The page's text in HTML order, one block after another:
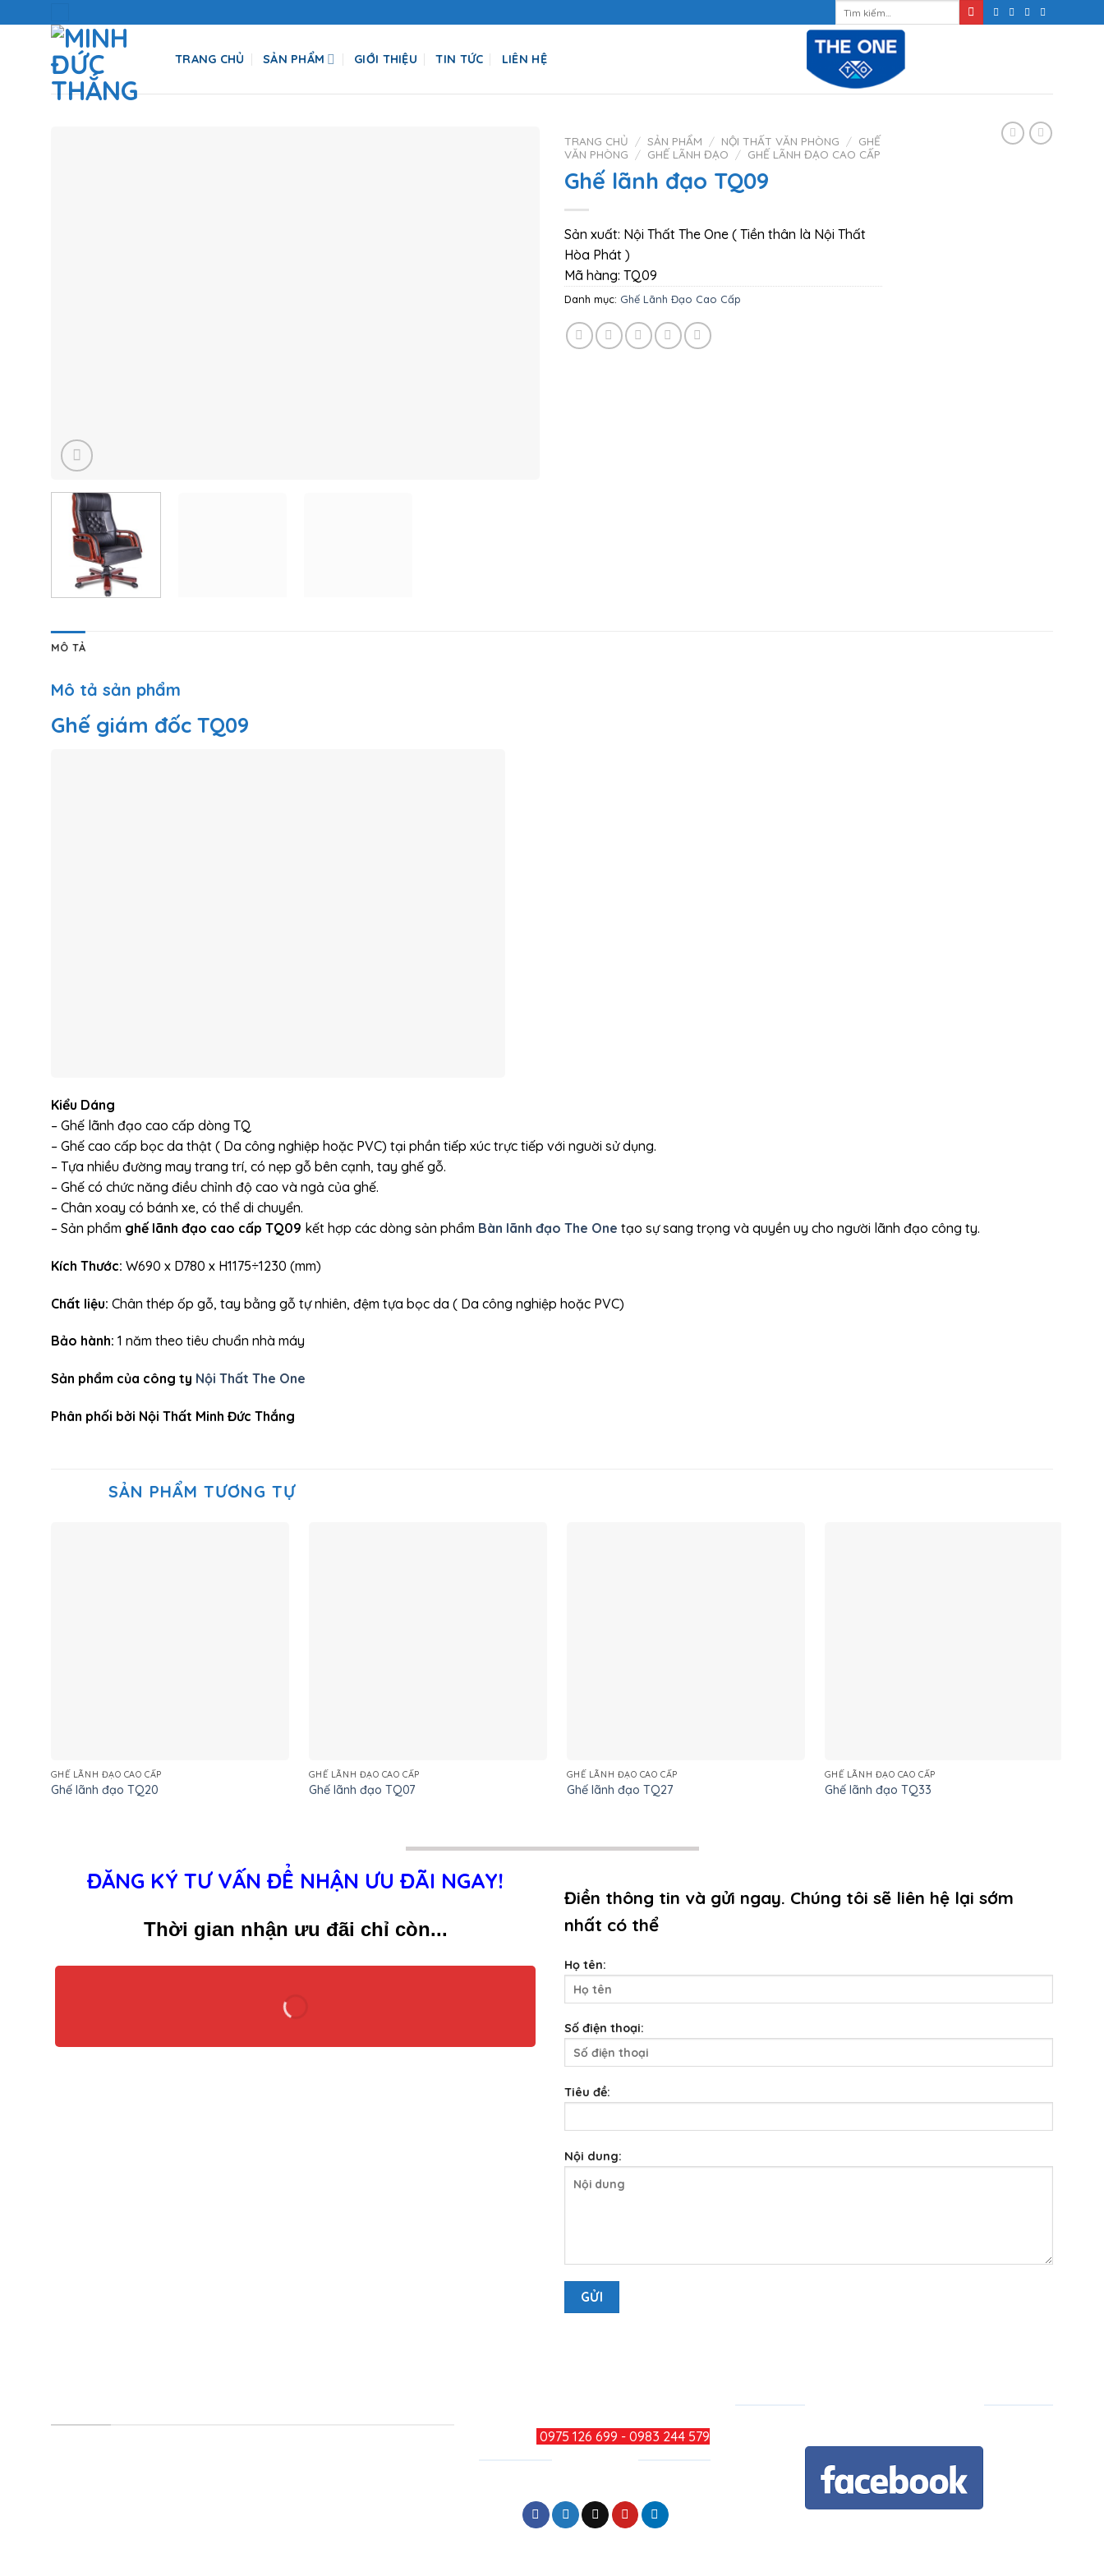
TRANG CHỦ SẢN PHẨM GIỚI THIỆU TIN TỨC LIÊN HỆ
TRANG CHỦ / SẢN PHẨM / NỘI THẤT VĂN PHÒNG / GHẾ
VĂN PHÒNG / GHẾ LÃNH ĐẠO / GHẾ LÃNH ĐẠO CAO CẤP
Ghế lãnh đạo TQ09
Sản xuất: Nội Thất The One ( Tiền thân là Nội Thất
Hòa Phát )
Mã hàng: TQ09
Danh mục: Ghế Lãnh Đạo Cao Cấp
MÔ TẢ
Mô tả sản phẩm
Ghế giám đốc TQ09
Kiểu Dáng
– Ghế lãnh đạo cao cấp dòng TQ
– Ghế cao cấp bọc da thật ( Da công nghiệp hoặc PVC) tại phần tiếp xúc trực tiếp với nguời sử dụng.
– Tựa nhiều đường may trang trí, có nẹp gỗ bên cạnh, tay ghế gỗ.
– Ghế có chức năng điều chỉnh độ cao và ngả của ghế.
– Chân xoay có bánh xe, có thể di chuyển.
– Sản phẩm ghế lãnh đạo cao cấp TQ09 kết hợp các dòng sản phẩm Bàn lãnh đạo The One tạo sự sang trọng và quyền uy cho người lãnh đạo công ty.
Kích Thước: W690 x D780 x H1175÷1230 (mm)
Chất liệu: Chân thép ốp gỗ, tay bằng gỗ tự nhiên, đệm tựa bọc da ( Da công nghiệp hoặc PVC)
Bảo hành: 1 năm theo tiêu chuẩn nhà máy
Sản phẩm của công ty Nội Thất The One
Phân phối bởi Nội Thất Minh Đức Thắng
SẢN PHẨM TƯƠNG TỰ
GHẾ LÃNH ĐẠO CAO CẤP
Ghế lãnh đạo TQ20
GHẾ LÃNH ĐẠO CAO CẤP
Ghế lãnh đạo TQ07
GHẾ LÃNH ĐẠO CAO CẤP
Ghế lãnh đạo TQ27
GHẾ LÃNH ĐẠO CAO CẤP
Ghế lãnh đạo TQ33
ĐĂNG KÝ TƯ VẤN ĐỂ NHẬN ƯU ĐÃI NGAY!
Thời gian nhận ưu đãi chỉ còn...
Điền thông tin và gửi ngay. Chúng tôi sẽ liên hệ lại sớm
nhất có thể
Họ tên:
Số điện thoại:
Tiêu đề:
Nội dung:
0975 126 699 - 0983 244 579